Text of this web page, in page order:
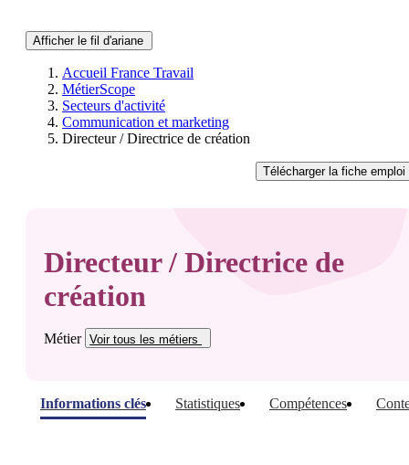
Afficher le fil d'ariane
Accueil France Travail
MétierScope
Secteurs d'activité
Communication et marketing
Directeur / Directrice de création
Télécharger la fiche emploi
Directeur / Directrice de
création
Métier Voir tous les métiers
Informations clés Statistiques Compétences